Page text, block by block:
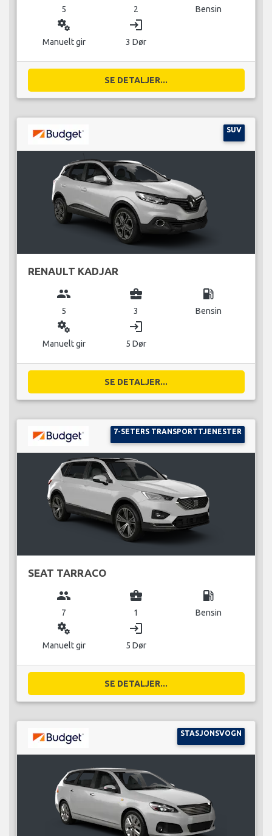
5 2 Bensin
miscellaneous_services
Manuelt gir
login
3 Dør
SE DETALJER...
SUV
RENAULT KADJAR
group
5
business_center
3
local_gas_station
Bensin
miscellaneous_services
Manuelt gir
login
5 Dør
SE DETALJER...
7-SETERS TRANSPORTTJENESTER
SEAT TARRACO
group
7
business_center
1
local_gas_station
Bensin
miscellaneous_services
Manuelt gir
login
5 Dør
SE DETALJER...
STASJONSVOGN